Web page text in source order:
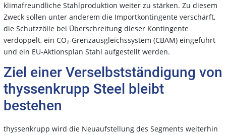
klimafreundliche Stahlproduktion weiter zu stärken. Zu diesem
Zweck sollen unter anderem die Importkontingente verschärft,
die Schutzzölle bei Überschreitung dieser Kontingente
verdoppelt, ein CO₂-Grenzausgleichssystem (CBAM) eingeführt
und ein EU-Aktionsplan Stahl aufgestellt werden.
Ziel einer Verselbstständigung von
thyssenkrupp Steel bleibt
bestehen
thyssenkrupp wird die Neuaufstellung des Segments weiterhin